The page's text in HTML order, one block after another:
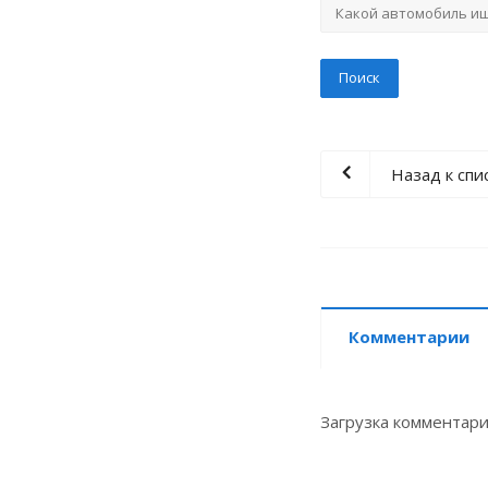
Назад к
Комментарии
Загрузка